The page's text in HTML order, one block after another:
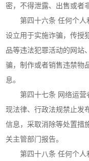
密，不得泄露、出售或者
第四十六条 任何个人
设立用于实施诈骗，传授
品等违法犯罪活动的网站
骗，制作或者销售违禁物
息。
第四十七条 网络运营
现法律、行政法规禁止发
信息，采取消除等处置措
关主管部门报告。
第四十八条 任何个人和